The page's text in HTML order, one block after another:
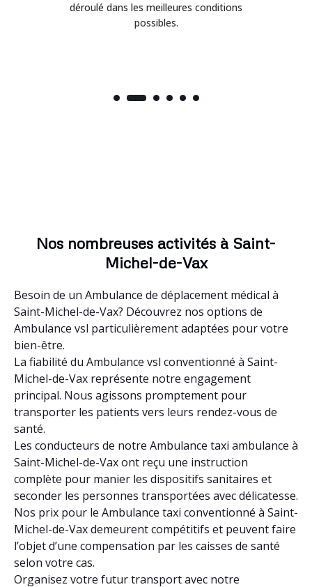
déroulé dans les meilleures conditions
possibles.
Nos nombreuses activités à Saint-
Michel-de-Vax
Besoin de un Ambulance de déplacement médical à
Saint-Michel-de-Vax? Découvrez nos options de
Ambulance vsl particulièrement adaptées pour votre
bien-être.
La fiabilité du Ambulance vsl conventionné à Saint-
Michel-de-Vax représente notre engagement
principal. Nous agissons promptement pour
transporter les patients vers leurs rendez-vous de
santé.
Les conducteurs de notre Ambulance taxi ambulance à
Saint-Michel-de-Vax ont reçu une instruction
complète pour manier les dispositifs sanitaires et
seconder les personnes transportées avec délicatesse.
Nos prix pour le Ambulance taxi conventionné à Saint-
Michel-de-Vax demeurent compétitifs et peuvent faire
l’objet d’une compensation par les caisses de santé
selon votre cas.
Organisez votre futur transport avec notre